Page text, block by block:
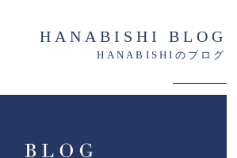
HANABISHI BLOG
HANABISHIのブログ